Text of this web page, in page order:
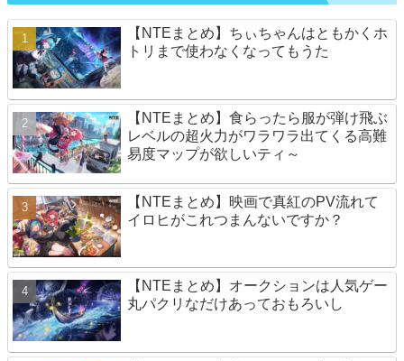
【NTEまとめ】ちぃちゃんはともかくホ
トリまで使わなくなってもうた
【NTEまとめ】食らったら服が弾け飛ぶ
レベルの超火力がワラワラ出てくる高難
易度マップが欲しいティ～
【NTEまとめ】映画で真紅のPV流れて
イロヒがこれつまんないですか？
【NTEまとめ】オークションは人気ゲー
丸パクリなだけあっておもろいし